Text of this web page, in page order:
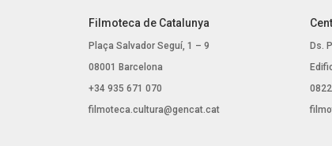
Filmoteca de Catalunya
Plaça Salvador Seguí, 1 – 9
08001 Barcelona
+34 935 671 070
filmoteca.cultura@gencat.cat
Ds.